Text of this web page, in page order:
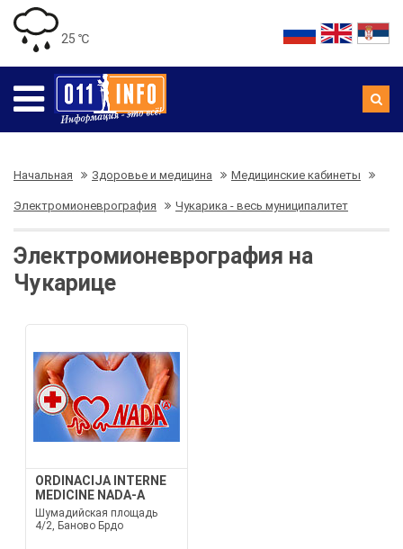
25 ℃
Начальная Здоровье и медицина Медицинские кабинеты
Электромионеврография Чукарика - весь муниципалитет
Электромионеврография на
Чукарице
ORDINACIJA INTERNE
MEDICINE NADA-A
Шумадийская площадь
4/2, Баново Брдо